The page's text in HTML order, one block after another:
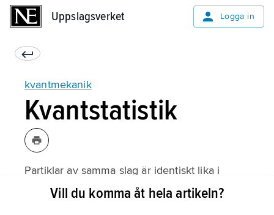
Uppslagsverket Logga in
kvantmekanik
Kvantstatistik
Partiklar av samma slag är identiskt lika i
kvantmekaniken. Ett byte mellan två partiklar
Vill du komma åt hela artikeln?